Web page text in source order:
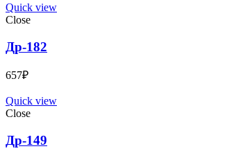
Quick view
Close
Др-182
657₽
Quick view
Close
Др-149